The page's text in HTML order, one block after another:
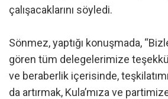
çalışacaklarını söyledi.
Sönmez, yaptığı konuşmada,
gören tüm delegelerimize
ve beraberlik içerisinde,
da artırmak, Kula’mıza ve